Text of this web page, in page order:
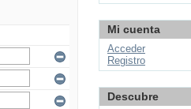
Mi cuenta
Acceder
Registro
Descubre